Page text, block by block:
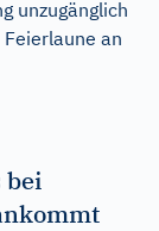
unzugänglich
Feierlaune an
bei